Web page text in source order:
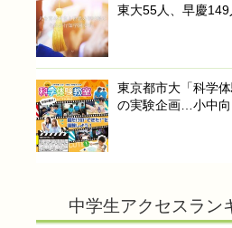
東大55人、早慶149
東京都市大「科学
の実験企画…小中
中学生アクセスラン